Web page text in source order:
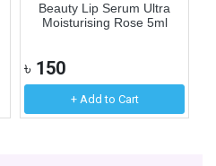
Beauty Lip Serum Ultra
Moisturising Rose 5ml
৳ 150
+ Add to Cart